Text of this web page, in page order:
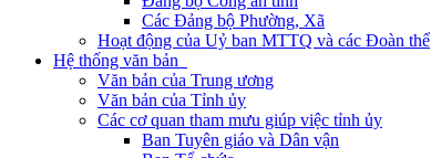
Các Đảng bộ Phường, Xã
Hoạt động của Uỷ ban MTTQ và các Đoàn thể
Hệ thống văn bản
Văn bản của Trung ương
Văn bản của Tỉnh ủy
Các cơ quan tham mưu giúp việc tỉnh ủy
Ban Tuyên giáo và Dân vận